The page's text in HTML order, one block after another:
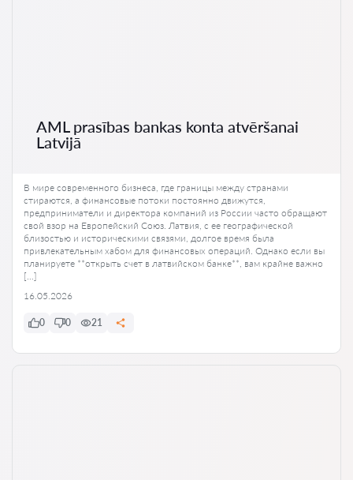
AML prasības bankas konta atvēršanai
Latvijā
В мире современного бизнеса, где границы между странами
стираются, а финансовые потоки постоянно движутся,
предприниматели и директора компаний из России часто обращают
свой взор на Европейский Союз. Латвия, с ее географической
близостью и историческими связями, долгое время была
привлекательным хабом для финансовых операций. Однако если вы
планируете **открыть счет в латвийском банке**, вам крайне важно
[…]
16.05.2026
0 0 21